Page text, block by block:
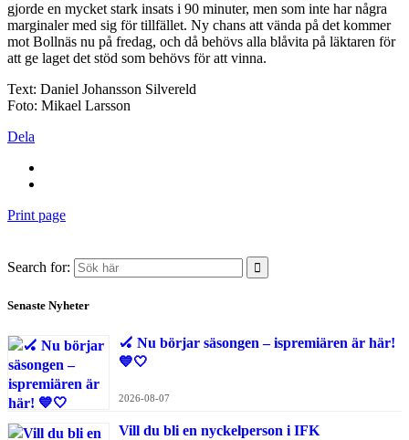
gjorde en mycket stark insats i 90 minuter, men som inte har några
marginaler med sig för tillfället. Ny chans att vända på det kommer
mot Bollnäs nu på fredag, och då behövs alla blåvita på läktaren för
att ge laget det stöd som behövs för att vinna.
Text: Daniel Johansson Silvereld
Foto: Mikael Larsson
Dela
Print page
Search for:
Senaste Nyheter
🏑 Nu börjar säsongen – ispremiären är här!
💙🤍
2026-08-07
Vill du bli en nyckelperson i IFK